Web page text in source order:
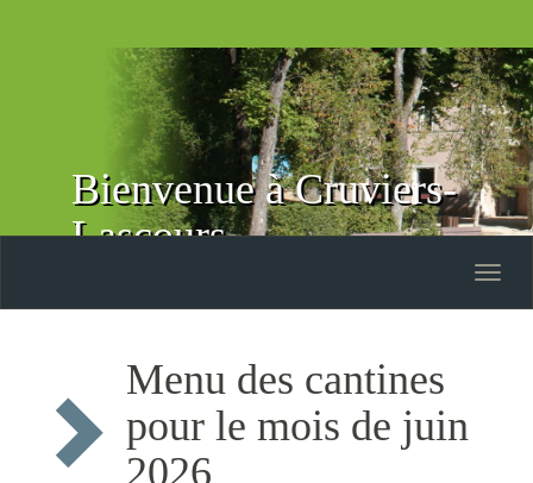
Bienvenue à Cruviers-
Lascours
Toggle
Menu des cantines
pour le mois de juin
2026